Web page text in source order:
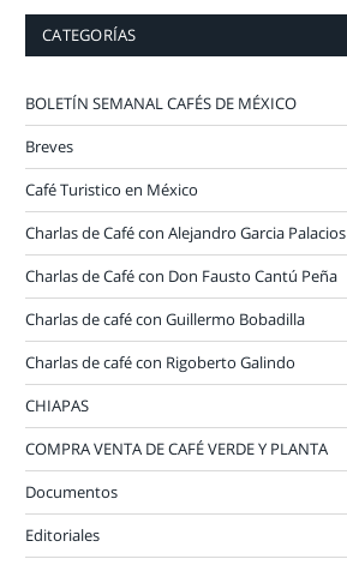
CATEGORÍAS
BOLETÍN SEMANAL CAFÉS DE MÉXICO
Breves
Café Turistico en México
Charlas de Café con Alejandro Garcia Palacios
Charlas de Café con Don Fausto Cantú Peña
Charlas de café con Guillermo Bobadilla
Charlas de café con Rigoberto Galindo
CHIAPAS
COMPRA VENTA DE CAFÉ VERDE Y PLANTA
Documentos
Editoriales